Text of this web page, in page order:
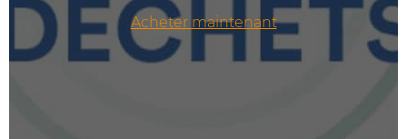
Acheter maintenant